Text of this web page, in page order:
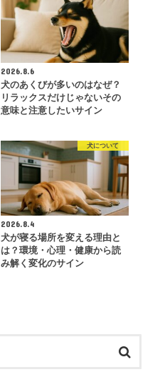
2026.8.6
犬のあくびが多いのはなぜ？
リラックスだけじゃないその
意味と注意したいサイン
犬について
2026.8.4
犬が寝る場所を変える理由と
は？環境・心理・健康から読
み解く変化のサイン